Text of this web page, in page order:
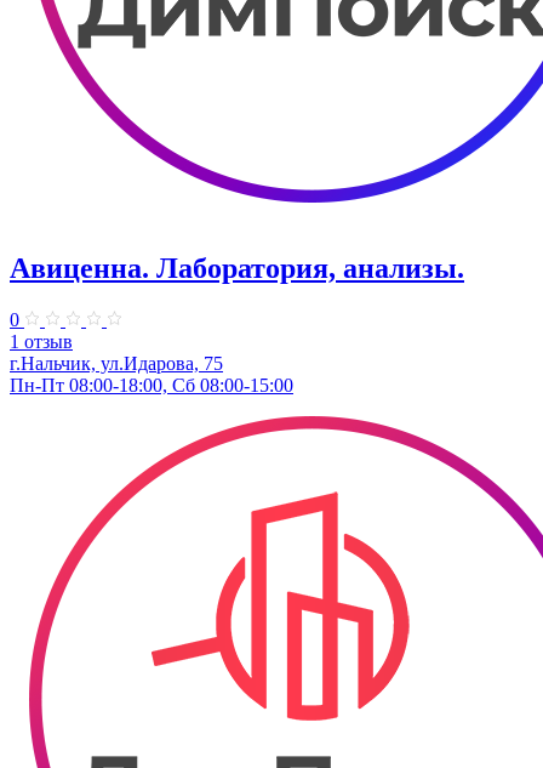
Авиценна. Лаборатория, анализы.
0
1 отзыв
г.Нальчик, ул.Идарова, 75
Пн-Пт 08:00-18:00, Сб 08:00-15:00